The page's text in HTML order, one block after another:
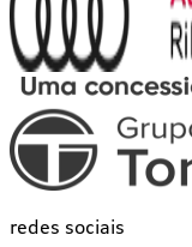
redes sociais